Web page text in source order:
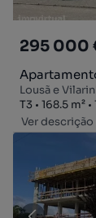
295 000
Lousã e
Tipologia
T3
Zona168.5 m²
Preço por
Ver